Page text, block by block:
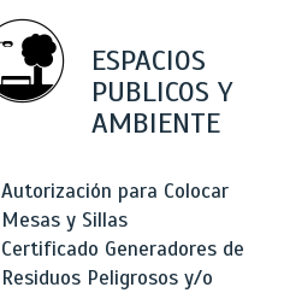
ESPACIOS
PUBLICOS Y
AMBIENTE
Autorización para Colocar
Mesas y Sillas
Certificado Generadores de
Residuos Peligrosos y/o